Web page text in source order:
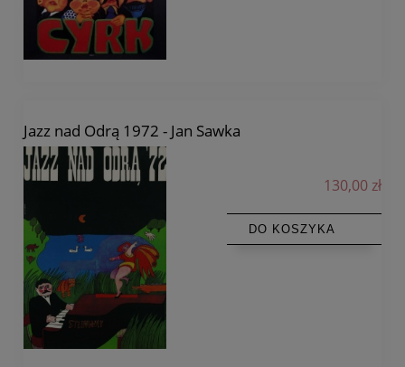
Jazz nad Odrą 1972 - Jan Sawka
130,00 zł
DO KOSZYKA